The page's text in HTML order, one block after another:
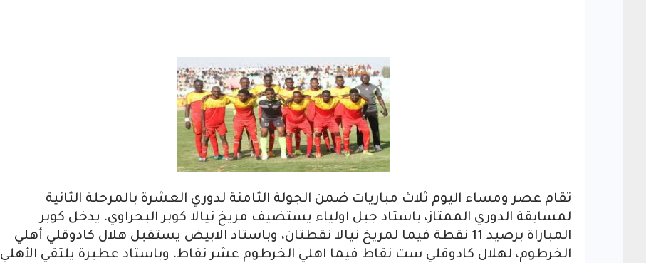
تقام عصر ومساء اليوم ثلاث مباريات ضمن الجولة الثامنة لدوري العشرة بالمرحلة الثانية
لمسابقة الدوري الممتاز، باستاد جبل اولياء يستضيف مريخ نيالا كوبر البحراوي، يدخل كوبر
المباراة برصيد 11 نقطة فيما لمريخ نيالا نقطتان، وباستاد الابيض يستقبل هلال كادوقلي أهلي
الخرطوم، لهلال كادوقلي ست نقاط فيما اهلي الخرطوم عشر نقاط، وباستاد عطبرة يلتقي الأهلي